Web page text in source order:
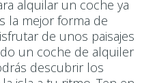
alquilar un coche ya
la mejor forma de
de unos paisajes
un coche de alquiler
descubrir los